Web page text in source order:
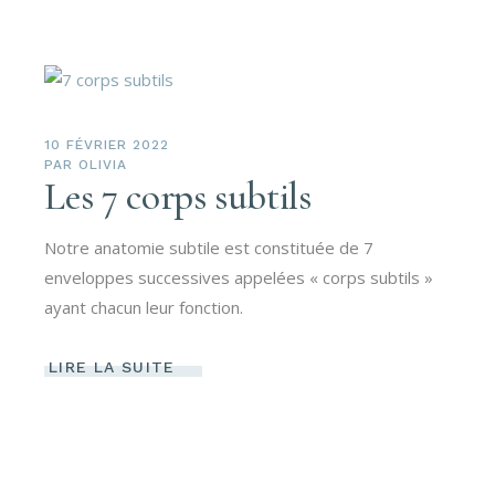
10 FÉVRIER 2022
PAR OLIVIA
Les 7 corps subtils
Notre anatomie subtile est constituée de 7
enveloppes successives appelées « corps subtils »
ayant chacun leur fonction.
LIRE LA SUITE